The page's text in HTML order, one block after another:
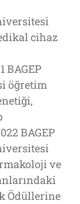
cihaz
BAGEP
öğretim
BAGEP
ve
Ödüllerine